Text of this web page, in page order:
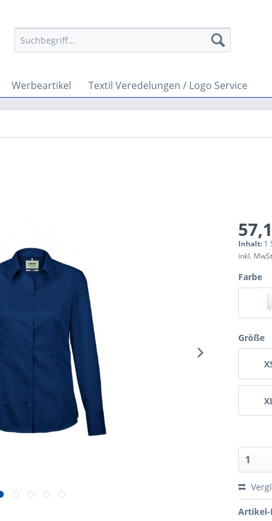
Werbeartikel Textil Veredelungen / Logo Service
Inhalt: 1
inkl.
Farbe
Größe
Artikel-